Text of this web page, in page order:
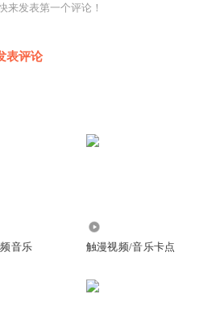
来发表第一个评论！
表评论
音乐 触漫视频/音乐卡点